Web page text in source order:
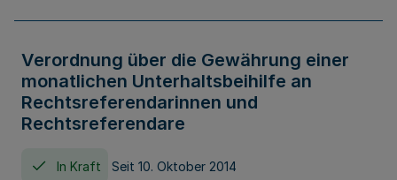
Verordnung über die Gewährung einer
monatlichen Unterhaltsbeihilfe an
Rechtsreferendarinnen und
Rechtsreferendare
In Kraft Seit 10. Oktober 2014